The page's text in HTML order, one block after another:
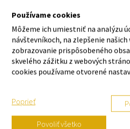
POPIS
Tonino Lamborghini Classico je
mužov.
DETAILY
O ZNAČKE
Používame cookies
Môžeme ich umiestniť na analýzu
návštevníkoch, na zlepšenie
zobrazovanie prispôsobeného
skvelého zážitku z webových
cookies používame otvorené
Poprieť
Povoliť všetko